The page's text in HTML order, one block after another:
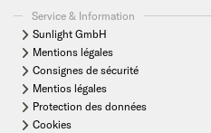
Service & Information
Sunlight GmbH
Mentions légales
Consignes de sécurité
Mentios légales
Protection des données
Cookies